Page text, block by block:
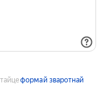
формай зваротнай